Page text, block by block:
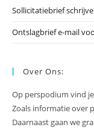
Sollicitatiebrief
Ontslagbrief e-mail
Over Ons:
Op perspodium vind
Zoals informatie over
Daarnaast gaan we